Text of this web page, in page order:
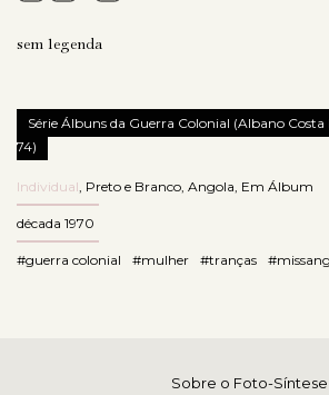
sem legenda
Série Álbuns da Guerra Colonial (Albano
74)
Individual Preto e Branco Angola Em Álbum
década 1970
#guerra colonial #mulher #tranças
Sobre o Foto-Síntese